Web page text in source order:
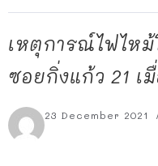
เหตุการณ์ไฟไห
ซอยกิ่งแก้ว 21
23 December 2021